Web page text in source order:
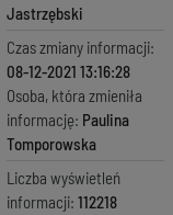
Jastrzębski
Czas zmiany informacji:
08-12-2021 13:16:28
Osoba, która zmieniła
informację: Paulina
Tomporowska
Liczba wyświetleń
informacji: 112218